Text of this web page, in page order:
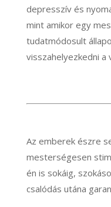
depresszív és
mint amikor egy
tudatmódosult
visszahelyezkedni a
Az emberek észre
mesterségesen
én is sokáig,
csalódás utána